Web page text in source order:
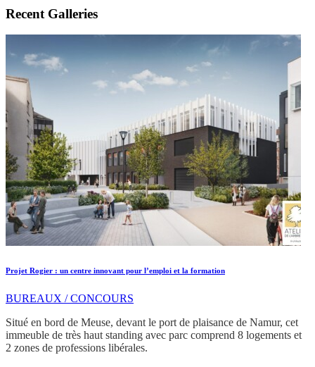
Recent Galleries
Projet Rogier : un centre innovant pour l’emploi et la formation
BUREAUX / CONCOURS
Situé en bord de Meuse, devant le port de plaisance de Namur, cet
immeuble de très haut standing avec parc comprend 8 logements et
2 zones de professions libérales.